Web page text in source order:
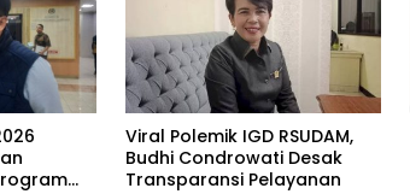
Viral Polemik IGD RSUDAM,
Budhi Condrowati Desak
Transparansi Pelayanan